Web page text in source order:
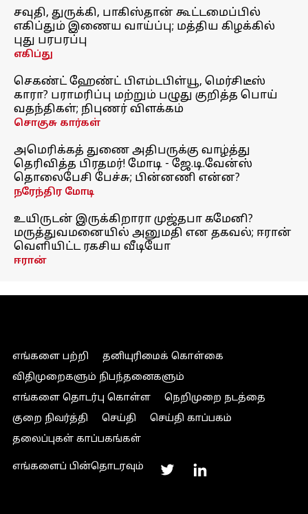
சவுதி, துருக்கி, பாகிஸ்தான் கூட்டமைப்பில்
எகிப்தும் இணைய வாய்ப்பு; மத்திய கிழக்கில்
புது பரபரப்பு
எகிப்து
செகண்ட் ஹேண்ட் பிஎம்டபிள்யூ, மெர்சிடீஸ்
காரா? பராமரிப்பு மற்றும் பழுது குறித்த பொய்
வதந்திகள்; நிபுணர் விளக்கம்
சொகுசு கார்கள்
அமெரிக்கத் துணை அதிபருக்கு வாழ்த்து
தெரிவித்த பிரதமர்! மோடி - ஜே.டி.வேன்ஸ்
தொலைபேசி பேச்சு; பின்னணி என்ன?
நரேந்திர மோடி
உயிருடன் இருக்கிறாரா முஜ்தபா கமேனி?
மருத்துவமனையில் அனுமதி என தகவல்; ஈரான்
வெளியிட்ட ரகசிய வீடியோ
ஈரான்
எங்களை பற்றி
தனியுரிமைக் கொள்கை
விதிமுறைகளும் நிபந்தனைகளும்
எங்களை தொடர்பு கொள்ள
நெறிமுறை நடத்தை
குறை நிவர்த்தி
செய்தி
செய்தி காப்பகம்
தலைப்புகள் காப்பகங்கள்
எங்களைப் பின்தொடரவும்